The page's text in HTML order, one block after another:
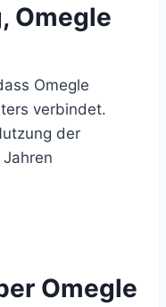
Omegle
Omegle
verbindet.
der
Omegle